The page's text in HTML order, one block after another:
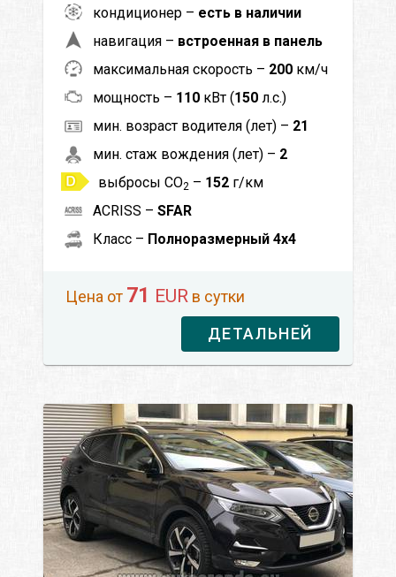
кондиционер – есть в наличии
навигация – встроенная в панель
максимальная скорость – 200 км/ч
мощность – 110 кВт (150 л.с.)
мин. возраст водителя (лет) – 21
мин. стаж вождения (лет) – 2
выбросы CO2 – 152 г/км
ACRISS – SFAR
Класс – Полноразмерный 4x4
Цена от 71 EUR в сутки
ДЕТАЛЬНЕЙ